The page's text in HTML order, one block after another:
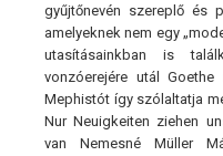
gyűjtőnevén szereplő és
amelyeknek nem egy
utasításainkban is
vonzóerejére utál
Mephistót így szólaltatja
Nur Neuigkeiten ziehen
van Nemesné Müller